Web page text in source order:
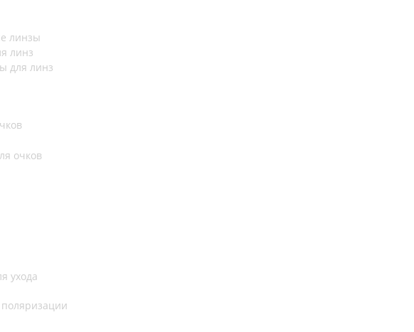
линзы
линз
для линз
очков
ухода